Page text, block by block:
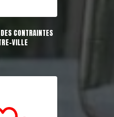
CONTRAINTES
VILLE